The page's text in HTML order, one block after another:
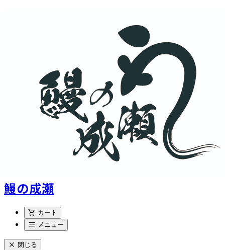
鰻の成瀬
shopping_cart カート
menu メニュー
close 閉じる